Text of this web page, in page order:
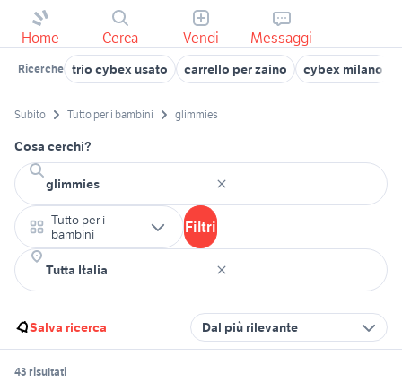
Home Cerca Vendi Messaggi
Ricerche trio cybex usato carrello per zaino cybex milano
Subito Tutto per i bambini glimmies
Cosa cerchi?
Tutto per i
bambini
Filtri
Salva ricerca Dal più rilevante
43 risultati